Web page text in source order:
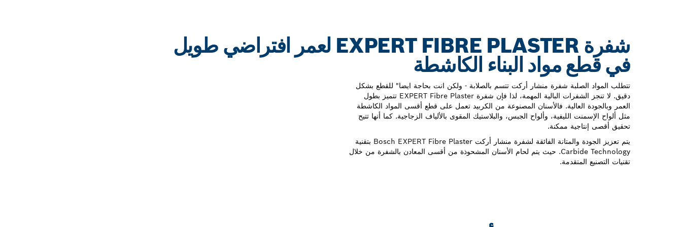
شفرة EXPERT FIBRE PLASTER لعمر افتراضي طويل
في قطع مواد البناء الكاشطة‬
تتطلب المواد الصلبة شفرة منشار أركت تتسم بالصلابة - ولكن انت بحاجة ايضا" للقطع بشكل
دقيق. لا تنجز الشفرات البالية المهمة، لذا فإن شفرة EXPERT Fibre Plaster تتميز بطول
العمر وبالجودة العالية. فالأسنان المصنوعة من الكربيد تعمل على قطع أقسى المواد الكاشطة
مثل ألواح الإسمنت الليفية، وألواح الجبس، والبلاستيك المقوى بالألياف الزجاجية. كما أنها تتيح
تحقيق أقصى إنتاجية ممكنة.
يتم تعزيز الجودة والمتانة الفائقة لشفرة منشار أركت Bosch EXPERT Fibre Plaster بتقنية
Carbide Technology. حيث يتم لحام الأسنان المشحوذة من أقسى المعادن بالشفرة من خلال
تقنيات التصنيع المتقدمة.